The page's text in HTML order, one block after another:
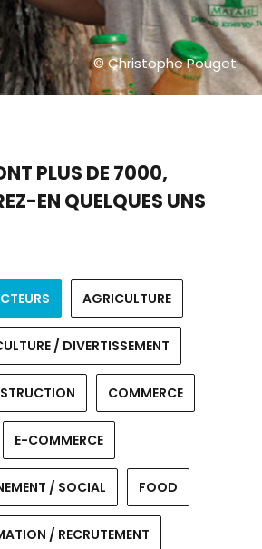
© Christophe Pouget
PLUS DE 7000,
EN QUELQUES UNS
AGRICULTURE
/ DIVERTISSEMENT
COMMERCE
E-COMMERCE
/ SOCIAL FOOD
/ RECRUTEMENT